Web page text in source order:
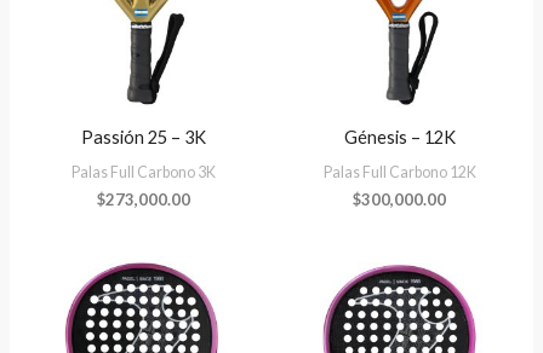
Passión 25 – 3K
Palas Full Carbono 3K
$273,000.00
Génesis – 12K
Palas Full Carbono 12K
$300,000.00